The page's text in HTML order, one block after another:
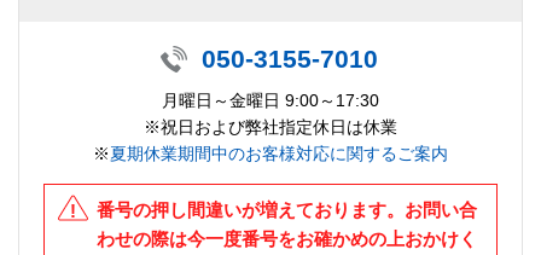
050-3155-7010
月曜日～金曜日 9:00～17:30
※祝日および弊社指定休日は休業
※夏期休業期間中のお客様対応に関するご案内
番号の押し間違いが増えております。お問い合
わせの際は今一度番号をお確かめの上おかけく